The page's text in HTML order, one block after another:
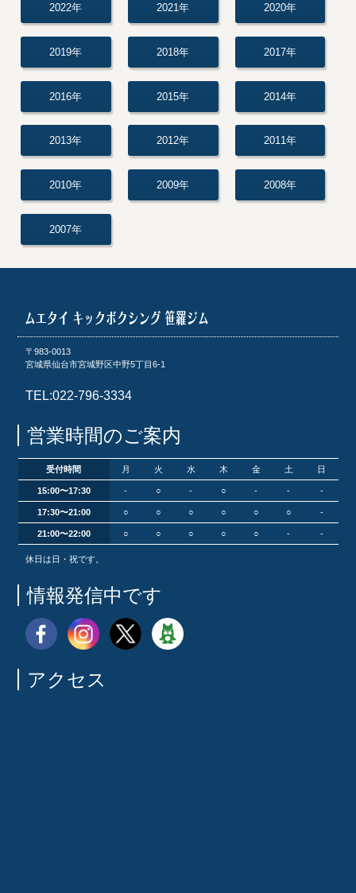
2022年 2021年 2020年
2019年 2018年 2017年
2016年 2015年 2014年
2013年 2012年 2011年
2010年 2009年 2008年
2007年
〒983-0013
宮城県仙台市宮城野区中野5丁目6-1
TEL:022-796-3334
営業時間のご案内
受付時間 月 火 水 木 金 土 日
15:00〜17:30 - ○ - ○ - - -
17:30〜21:00 ○ ○ ○ ○ ○ ○ -
21:00〜22:00 ○ ○ ○ ○ ○ - -
休日は日・祝です。
情報発信中です
アクセス